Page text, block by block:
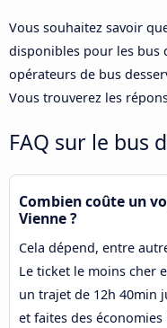
Vous souhaitez savoir
disponibles pour les bus
opérateurs de bus
Vous trouverez les
FAQ sur le bus
Combien coûte un
Vienne ?
Cela dépend, entre
Le ticket le moins cher
un trajet de 12h 40min
et faites des économies